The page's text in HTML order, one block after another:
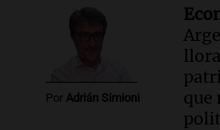
Por Adrián Simioni
que